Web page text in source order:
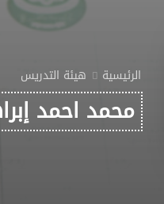
الرئيسية هيئة التدريس
محمد احمد